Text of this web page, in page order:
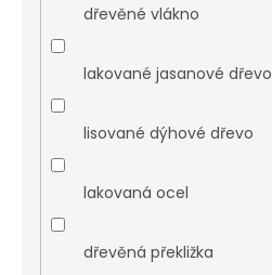
dřevěné vlákno
lakované jasanové dřevo
lisované dýhové dřevo
lakovaná ocel
dřevěná překližka